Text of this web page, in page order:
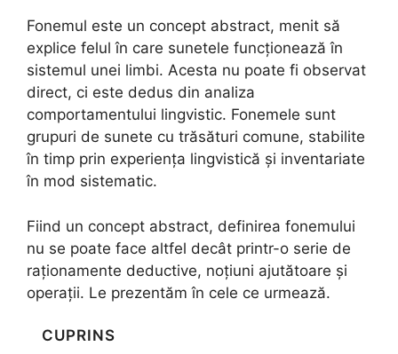
Fonemul este un concept abstract, menit să
explice felul în care sunetele funcționează în
sistemul unei limbi. Acesta nu poate fi observat
direct, ci este dedus din analiza
comportamentului lingvistic. Fonemele sunt
grupuri de sunete cu trăsături comune, stabilite
în timp prin experiența lingvistică și inventariate
în mod sistematic.
Fiind un concept abstract, definirea fonemului
nu se poate face altfel decât printr-o serie de
raționamente deductive, noțiuni ajutătoare și
operații. Le prezentăm în cele ce urmează.
CUPRINS